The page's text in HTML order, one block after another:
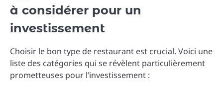
à considérer pour un
investissement
Choisir le bon type de restaurant est crucial. Voici une
liste des catégories qui se révèlent particulièrement
prometteuses pour l’investissement :